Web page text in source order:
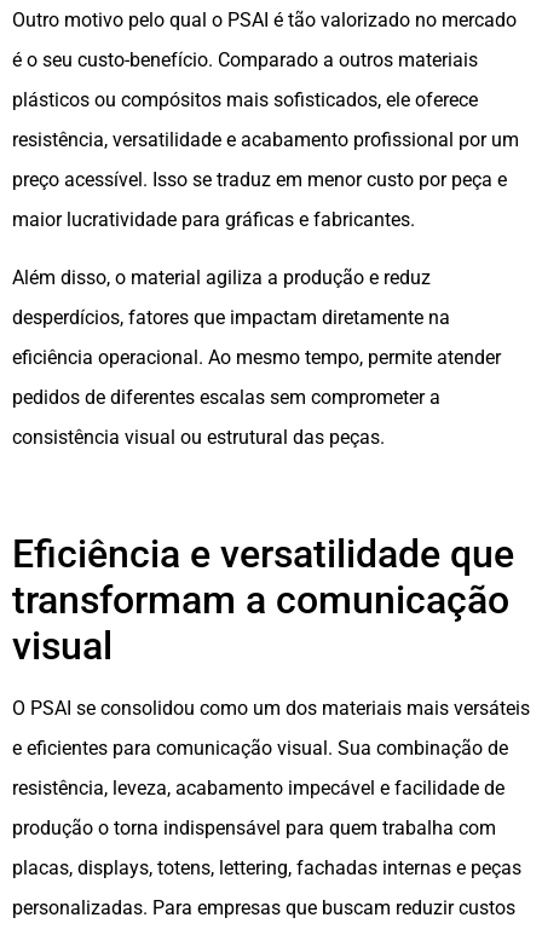
Outro motivo pelo qual o PSAI é tão valorizado no mercado
é o seu custo-benefício. Comparado a outros materiais
plásticos ou compósitos mais sofisticados, ele oferece
resistência, versatilidade e acabamento profissional por um
preço acessível. Isso se traduz em menor custo por peça e
maior lucratividade para gráficas e fabricantes.
Além disso, o material agiliza a produção e reduz
desperdícios, fatores que impactam diretamente na
eficiência operacional. Ao mesmo tempo, permite atender
pedidos de diferentes escalas sem comprometer a
consistência visual ou estrutural das peças.
Eficiência e versatilidade que
transformam a comunicação
visual
O PSAI se consolidou como um dos materiais mais versáteis
e eficientes para comunicação visual. Sua combinação de
resistência, leveza, acabamento impecável e facilidade de
produção o torna indispensável para quem trabalha com
placas, displays, totens, lettering, fachadas internas e peças
personalizadas. Para empresas que buscam reduzir custos